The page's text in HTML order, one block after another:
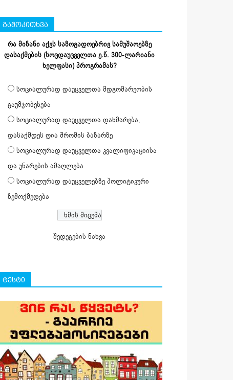
გამოკითხვა
რა მიზანი აქვს საზოგადოებრივ სამუშაოებზე
დასაქმების (სოცდაუცველთა ე.წ. 300-ლარიანი
ხელფასი) პროგრამას?
სოციალურად დაუცველთა მდგომარეობის
გაუმჯობესება
სოციალურად დაუცველთა დახმარება,
დასაქმდეს ღია შრომის ბაზარზე
სოციალურად დაუცველთა კვალიფიკაციისა
და უნარების ამაღლება
სოციალურად დაუცველებზე პოლიტიკური
ზემოქმედება
შედეგების ნახვა
ტესტი